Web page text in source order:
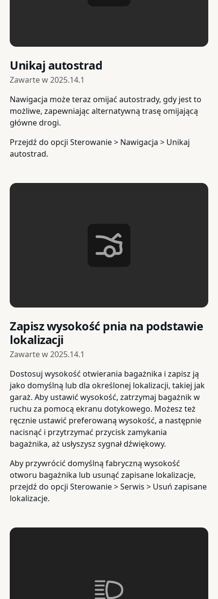
Unikaj autostrad
Zawarte w2025.14.1
Nawigacja może teraz omijać autostrady, gdy jest to
możliwe, zapewniając alternatywną trasę omijającą
główne drogi.
Przejdź do opcji Sterowanie > Nawigacja > Unikaj
autostrad.
Zapisz wysokość pnia na podstawie
lokalizacji
Zawarte w2025.14.1
Dostosuj wysokość otwierania bagażnika i zapisz ją
jako domyślną lub dla określonej lokalizacji, takiej jak
garaż. Aby ustawić wysokość, zatrzymaj bagażnik w
ruchu za pomocą ekranu dotykowego. Możesz też
ręcznie ustawić preferowaną wysokość, a następnie
nacisnąć i przytrzymać przycisk zamykania
bagażnika, aż usłyszysz sygnał dźwiękowy.
Aby przywrócić domyślną fabryczną wysokość
otworu bagażnika lub usunąć zapisane lokalizacje,
przejdź do opcji Sterowanie > Serwis > Usuń zapisane
lokalizacje.